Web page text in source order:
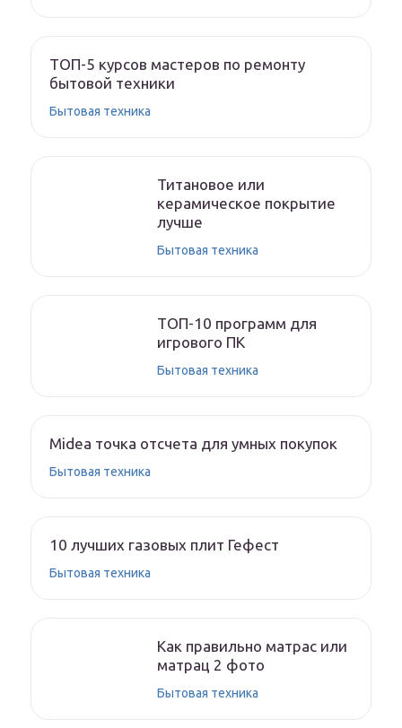
ТОП-5 курсов мастеров по ремонту
бытовой техники
Бытовая техника
Титановое или
керамическое покрытие
лучше
Бытовая техника
ТОП-10 программ для
игрового ПК
Бытовая техника
Midea точка отсчета для умных покупок
Бытовая техника
10 лучших газовых плит Гефест
Бытовая техника
Как правильно матрас или
матрац 2 фото
Бытовая техника